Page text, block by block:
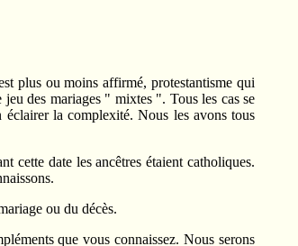
plus ou moins affirmé, protestantisme qui
des mariages " mixtes ". Tous les cas se
la complexité. Nous les avons tous
cette date les ancêtres étaient catholiques.
ou du décès.
que vous connaissez. Nous serons